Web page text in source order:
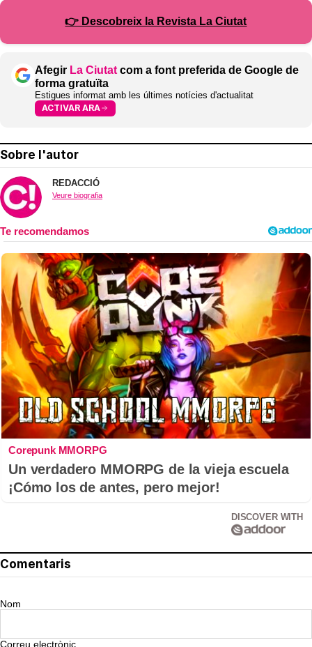
👉 Descobreix la Revista La Ciutat
Afegir La Ciutat com a font preferida de Google de
forma gratuïta
Estigues informat amb les últimes notícies d'actualitat
ACTIVAR ARA
Sobre l'autor
REDACCIÓ
Veure biografia
Corepunk MMORPG
Un verdadero MMORPG de la vieja escuela
¡Cómo los de antes, pero mejor!
DISCOVER WITH
Comentaris
Nom
Correu electrònic